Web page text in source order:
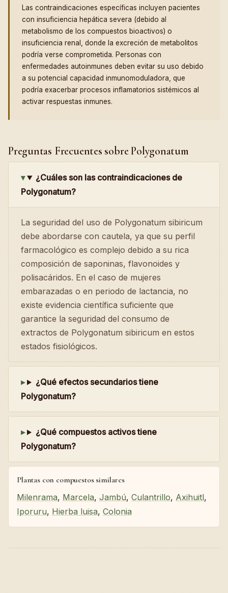
Las contraindicaciones específicas incluyen pacientes
con insuficiencia hepática severa (debido al
metabolismo de los compuestos bioactivos) o
insuficiencia renal, donde la excreción de metabolitos
podría verse comprometida. Personas con
enfermedades autoinmunes deben evitar su uso debido
a su potencial capacidad inmunomoduladora, que
podría exacerbar procesos inflamatorios sistémicos al
activar respuestas inmunes.
Preguntas Frecuentes sobre Polygonatum
¿Cuáles son las contraindicaciones de
Polygonatum?
La seguridad del uso de Polygonatum sibiricum
debe abordarse con cautela, ya que su perfil
farmacológico es complejo debido a su rica
composición de saponinas, flavonoides y
polisacáridos. En el caso de mujeres
embarazadas o en periodo de lactancia, no
existe evidencia científica suficiente que
garantice la seguridad del consumo de
extractos de Polygonatum sibiricum en estos
estados fisiológicos.
¿Qué efectos secundarios tiene
Polygonatum?
¿Qué compuestos activos tiene
Polygonatum?
Plantas con compuestos similares
Milenrama, Marcela, Jambú, Culantrillo, Axihuitl,
Iporuru, Hierba luisa, Colonia